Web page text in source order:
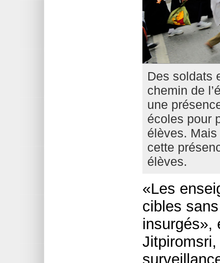
Des soldats
chemin de
une
écoles pour
élèves. Mais
cette
élèves.
«Les
cibles
insurgés»,